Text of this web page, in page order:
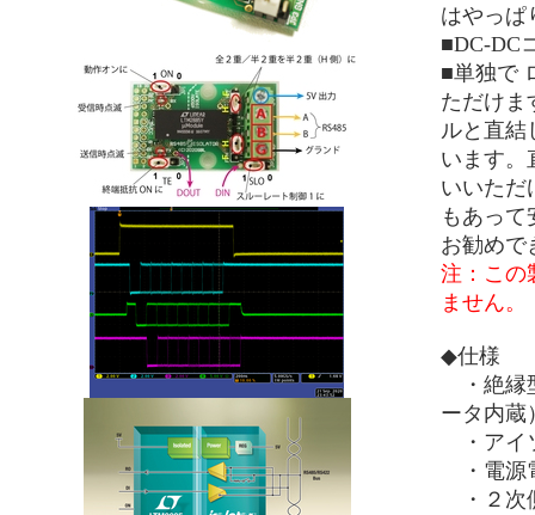
はやっぱ
■DC-DC
■単独で
ただけま
ルと直結
います。
いいただ
もあっ
お勧めで
注：この
ません。
◆仕様
・絶縁
ータ内蔵
・アイ
・電源
・２次